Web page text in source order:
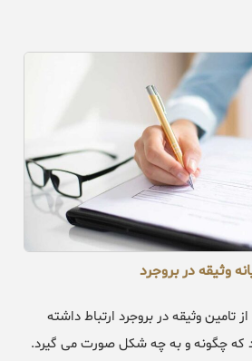
وثیقه در بروجرد
تامین وثیقه در بروجرد ارتباط داشته
که چگونه و به چه شکل صورت می گیرد.